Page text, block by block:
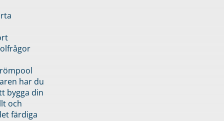
har du
bygga din
och
färdiga